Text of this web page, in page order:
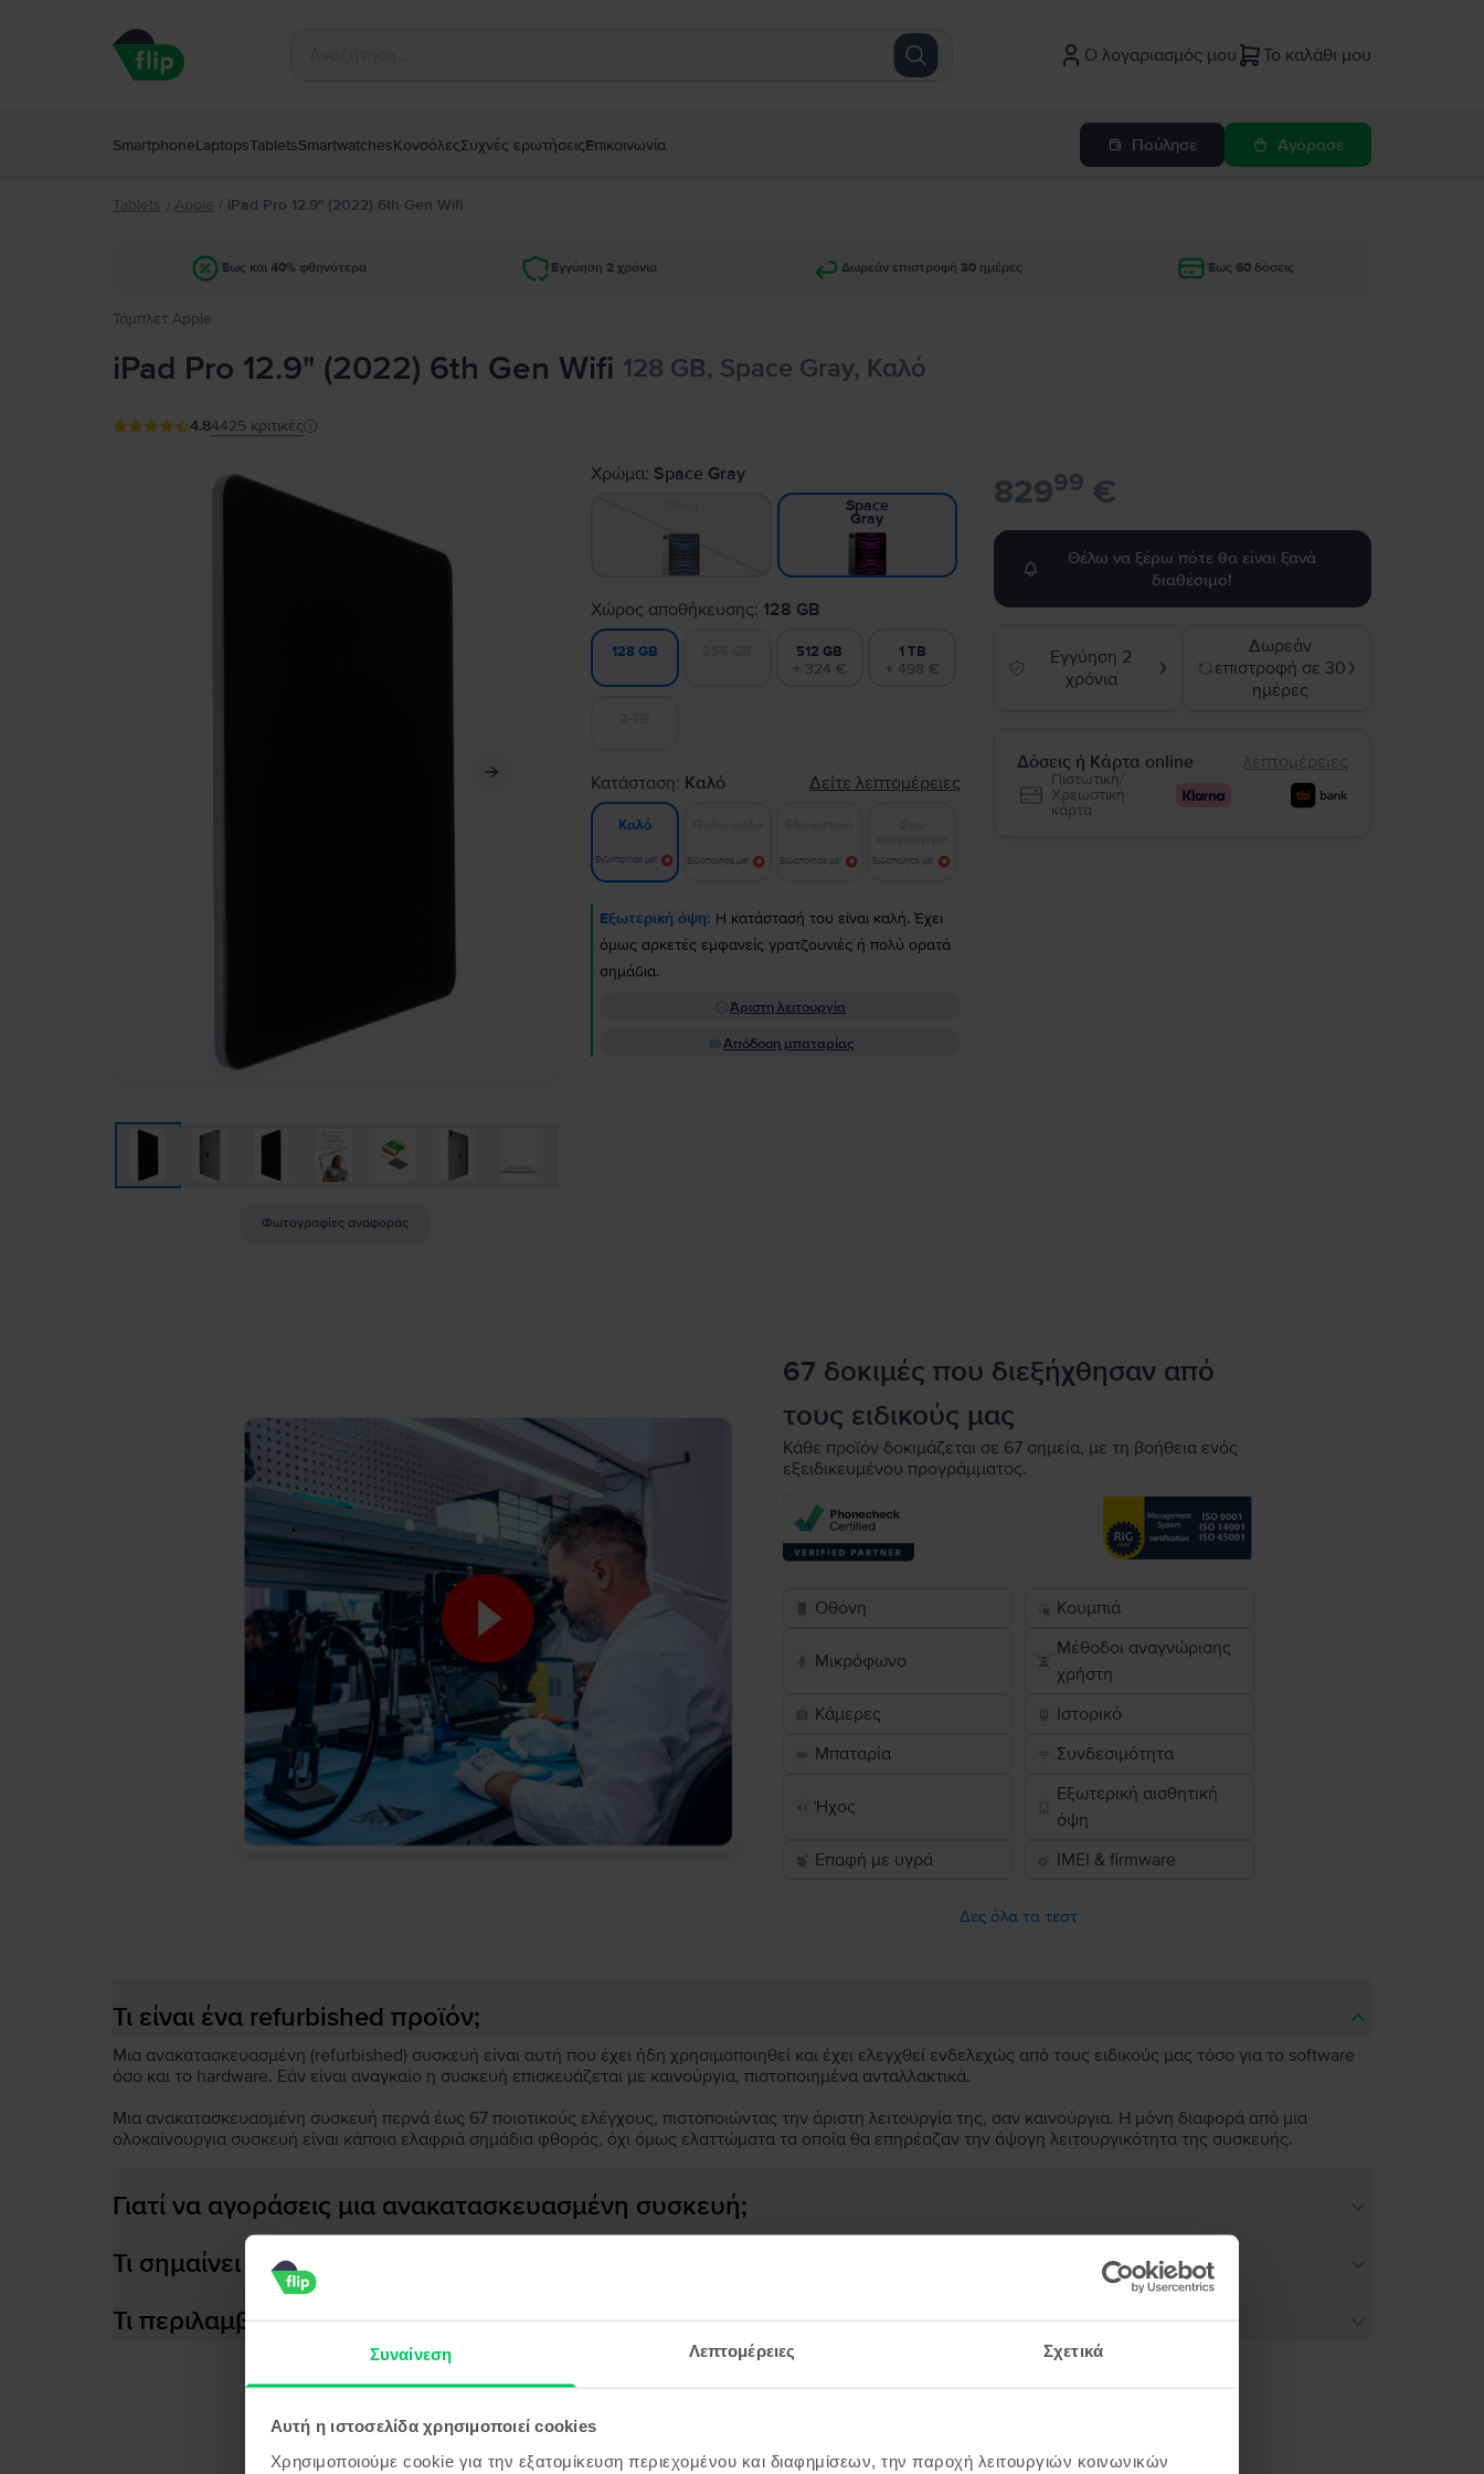
Συναίνεση Λεπτομέρειες Σχετικά
Αυτή η ιστοσελίδα χρησιμοποιεί cookies
Χρησιμοποιούμε cookie για την εξατομίκευση περιεχομένου και διαφημίσεων, την παροχή λειτουργιών κοινωνικών
Ο λογαριασμός μου Το καλάθι μου
SmartphoneLaptopsTabletsSmartwatchesΚονσόλεςΣυχνές ερωτήσειςΕπικοινωνία Πούλησε Αγόρασε
Tablets / Apple / iPad Pro 12.9" (2022) 6th Gen Wifi
Έως και 40% φθηνότερα Εγγύηση 2 χρόνια Δωρεάν επιστροφή 30 ημέρες Έως 60 δόσεις
Τάμπλετ Apple
iPad Pro 12.9" (2022) 6th Gen Wifi 128 GB, Space Gray, Καλό
4.84425 κριτικές
Φωτογραφίες αναφοράς
Χρώμα: Space Gray
Space
Gray
Χώρος αποθήκευσης: 128 GB
128 GB 512 GB
+ 324 €
1 TB
+ 498 €
Κατάσταση: Καλό Δείτε λεπτομέρειες
Καλό
Ειδοποίησε με! Ειδοποίησε με! Ειδοποίησε με! Ειδοποίησε με!
Εξωτερική όψη: Η κατάστασή του είναι καλή. Έχει
όμως αρκετές εμφανείς γρατζουνιές ή πολύ ορατά
σημάδια.
Άριστη λειτουργία
Απόδοση μπαταρίας
82999 €
Θέλω να ξέρω πότε θα είναι ξανά
διαθέσιμο!
Εγγύηση 2
χρόνια
❯
Δωρεάν
επιστροφή σε 30
ημέρες
❯
Δόσεις ή Κάρτα online λεπτομέρειες
Πιστωτική/
Χρεωστική
κάρτα
67 δοκιμές που διεξήχθησαν από
τους ειδικούς μας
Κάθε προϊόν δοκιμάζεται σε 67 σημεία, με τη βοήθεια ενός
εξειδικευμένου προγράμματος.
Οθόνη Κουμπιά
Μικρόφωνο
Μέθοδοι αναγνώρισης
χρήστη
Κάμερες
Ιστορικό
Μπαταρία
Συνδεσιμότητα
Ήχος
Εξωτερική αισθητική
όψη
Επαφή με υγρά
IMEI & firmware
Δες όλα τα τεστ
Τι είναι ένα refurbished προϊόν;
Μια ανακατασκευασμένη (refurbished) συσκευή είναι αυτή που έχει ήδη χρησιμοποιηθεί και έχει ελεγχθεί ενδελεχώς από τους ειδικούς μας τόσο για το software
όσο και το hardware. Εάν είναι αναγκαίο η συσκευή επισκευάζεται με καινούργια, πιστοποιημένα ανταλλακτικά.
Μια ανακατασκευασμένη συσκευή περνά έως 67 ποιοτικούς ελέγχους, πιστοποιώντας την άριστη λειτουργία της, σαν καινούργια. Η μόνη διαφορά από μια
ολοκαίνουργια συσκευή είναι κάποια ελαφριά σημάδια φθοράς, όχι όμως ελαττώματα τα οποία θα επηρέαζαν την άψογη λειτουργικότητα της συσκευής.
Γιατί να αγοράσεις μια ανακατασκευασμένη συσκευή;
Τι σημαίνει αποδοτική μπαταρία;
Τι περιλαμβάνεται στο κουτί της συσκευής;
Προϊόντα παρόμοια με την αναζήτησή σου